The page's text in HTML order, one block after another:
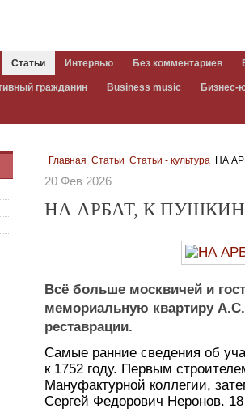
Статьи Интервью Без комментариев
гражданин Business music Бизнес-
Главная Статьи Статьи - культура НА
20 Фев 2026
НА АРБАТ, К
Всё больше москвичей и
мемориальную квартиру
реставрации.
Самые ранние сведения об
к 1752 году. Первым
Мануфактурной коллегии,
Сергей Федорович Неронов.